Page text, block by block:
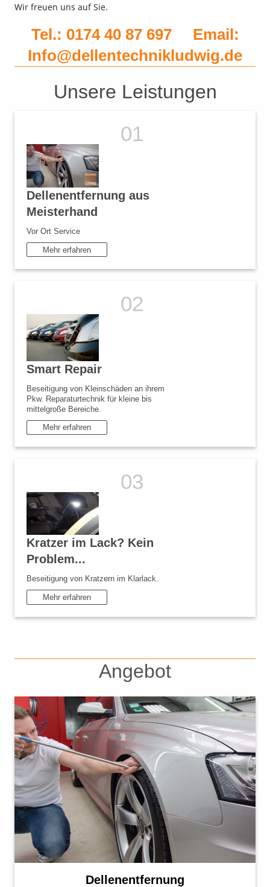
Wir freuen uns auf Sie.
Tel.: 0174 40 87 697 Email:
Info@dellentechnikludwig.de
Unsere Leistungen
Dellenentfernung aus
Meisterhand
Vor Ort Service
Mehr erfahren
Smart Repair
Beseitigung von Kleinschäden an ihrem
Pkw. Reparaturtechnik für kleine bis
mittelgroße Bereiche.
Mehr erfahren
Kratzer im Lack? Kein
Problem...
Beseitigung von Kratzern im Klarlack.
Mehr erfahren
Angebot
Dellenentfernung